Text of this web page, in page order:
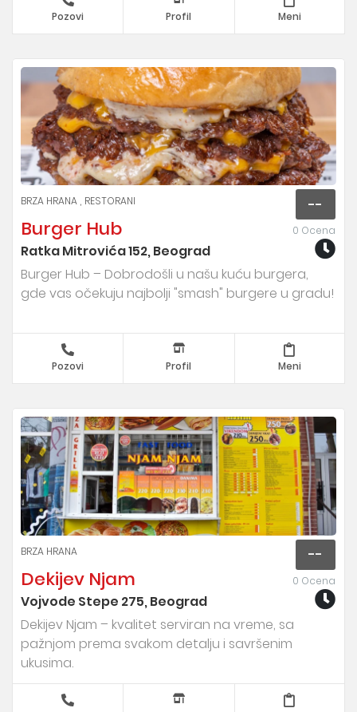
Pozovi Profil Meni
--
0 Ocena
BRZA HRANA RESTORANI
Burger Hub
Ratka Mitrovića 152, Beograd
Burger Hub – Dobrodošli u našu kuću burgera,
gde vas očekuju najbolji "smash" burgere u gradu!
Pozovi Profil Meni
--
0 Ocena
BRZA HRANA
Dekijev Njam
Vojvode Stepe 275, Beograd
Dekijev Njam – kvalitet serviran na vreme, sa
pažnjom prema svakom detalju i savršenim
ukusima.